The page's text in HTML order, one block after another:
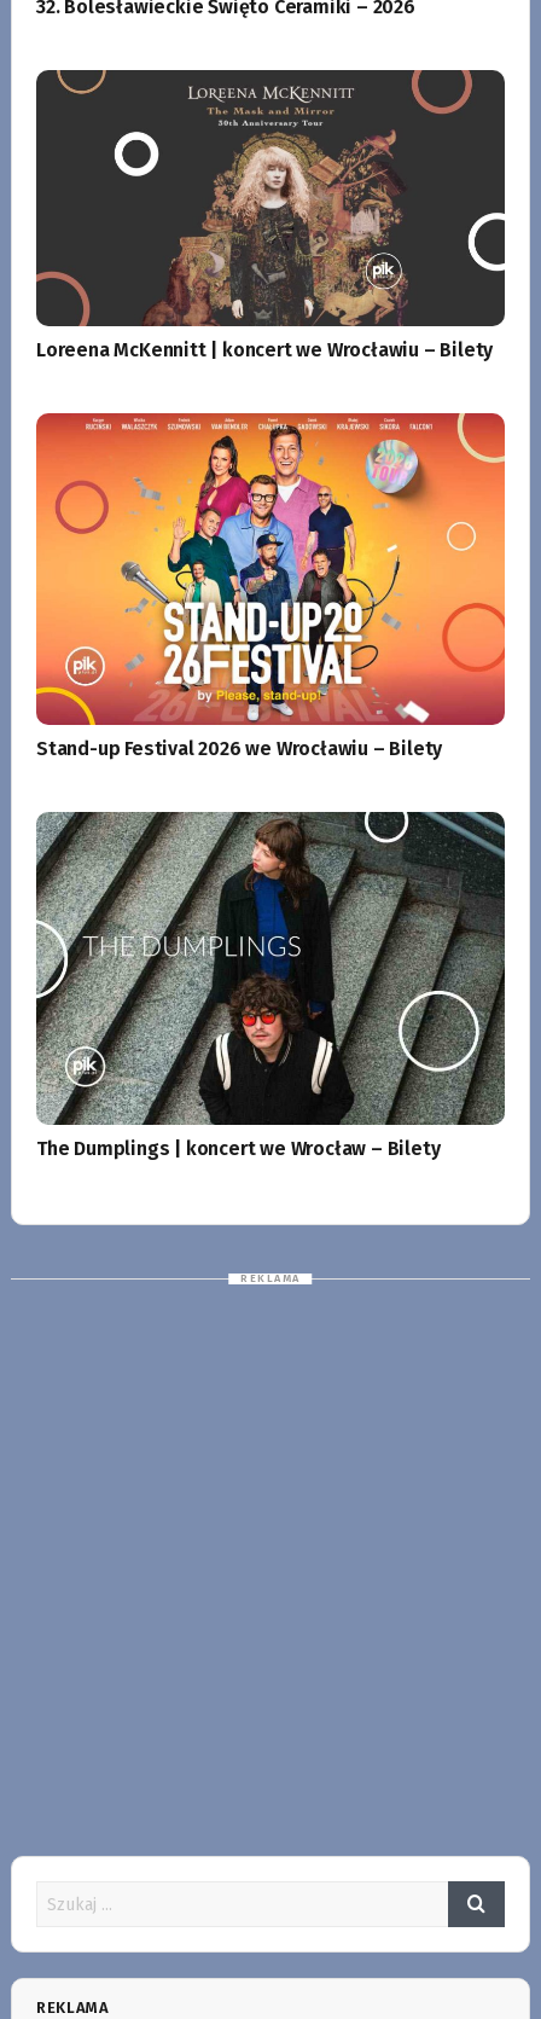
32. Bolesławieckie Święto Ceramiki – 2026
Loreena McKennitt | koncert we Wrocławiu – Bilety
Stand-up Festival 2026 we Wrocławiu – Bilety
The Dumplings | koncert we Wrocław – Bilety
REKLAMA